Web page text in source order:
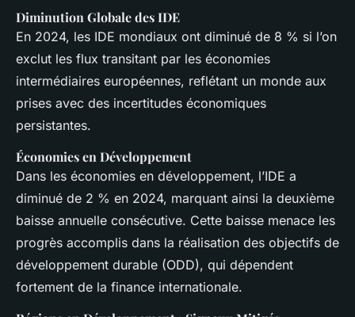
Diminution Globale des IDE
En 2024, les IDE mondiaux ont diminué de 8 % si l’on
exclut les flux transitant par les économies
intermédiaires européennes, reflétant un monde aux
prises avec des incertitudes économiques
persistantes.
Économies en Développement
Dans les économies en développement, l’IDE a
diminué de 2 % en 2024, marquant ainsi la deuxième
baisse annuelle consécutive. Cette baisse menace les
progrès accomplis dans la réalisation des objectifs de
développement durable (ODD), qui dépendent
fortement de la finance internationale.